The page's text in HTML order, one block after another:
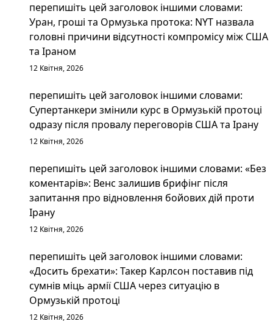
перепишіть цей заголовок іншими словами:
Уран, гроші та Ормузька протока: NYT назвала
головні причини відсутності компромісу між США
та Іраном
12 Квітня, 2026
перепишіть цей заголовок іншими словами:
Супертанкери змінили курс в Ормузькій протоці
одразу після провалу переговорів США та Ірану
12 Квітня, 2026
перепишіть цей заголовок іншими словами: «Без
коментарів»: Венс залишив брифінг після
запитання про відновлення бойових дій проти
Ірану
12 Квітня, 2026
перепишіть цей заголовок іншими словами:
«Досить брехати»: Такер Карлсон поставив під
сумнів міць армії США через ситуацію в
Ормузькій протоці
12 Квітня, 2026